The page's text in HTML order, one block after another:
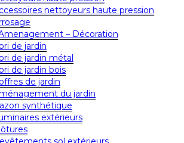
nettoyeurs haute pression
– Décoration
de jardin
de jardin métal
de jardin bois
de jardin
du jardin
synthétique
extérieurs